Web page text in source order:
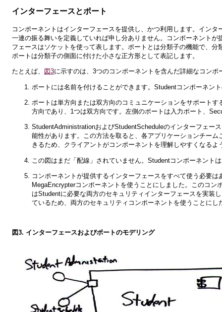
インターフェースとポート
コンポーネントはインターフェースを提供し、かつ利用します。イン
一連の振る舞いを定義していれば申し分ありません。コンポーネント
フェースはソケットを使って表します。ポートとは分類子の機能で、
ポートは分類子の側面に付けた小さな正方形として表記します。
たとえば、 図3に示すのは、3つのコンポーネントを含んだ詳細なコン
ポートには名前を付けることができます。Studentコンポーネン
ポートは単方向または双方向のコミュニケーションをサポート
方向であり、1つは双方向です。左側のポートは入力ポート、
StudentAdministrationおよびStudentScheduleのインターフェー
能性があります。この方法を取ると、各アプリケーションチー
きるため、クライアントがコンポーネントを理解しやすくなるよ
この図はまだ「配線」されていません。Studentコンポーネント
コンポーネントが提供するインターフェースをすべて使う必要
MegaEncrypterコンポーネントを使うことにしました。このコ
はStudentに必要な両方のセキュリティインターフェースを実装
ているため、両方のセキュリティコンポーネントを使うことにし
図3. インターフェースおよびポートのモデリング